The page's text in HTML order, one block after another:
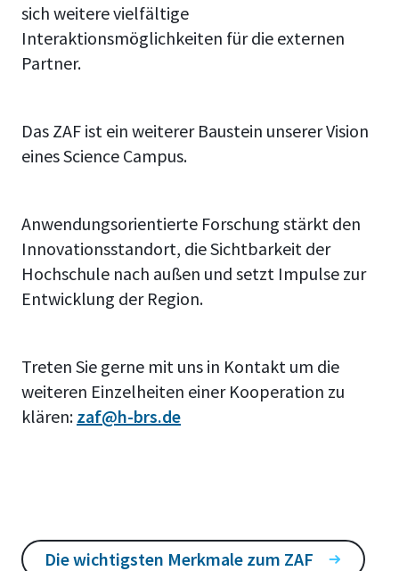
sich weitere vielfältige
Interaktionsmöglichkeiten für die externen
Partner.
Das ZAF ist ein weiterer Baustein unserer Vision
eines Science Campus.
Anwendungsorientierte Forschung stärkt den
Innovationsstandort, die Sichtbarkeit der
Hochschule nach außen und setzt Impulse zur
Entwicklung der Region.
Treten Sie gerne mit uns in Kontakt um die
weiteren Einzelheiten einer Kooperation zu
klären: zaf@h-brs.de
Die wichtigsten Merkmale zum ZAF